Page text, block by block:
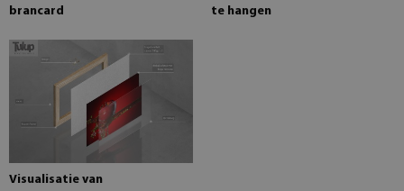
brancard
te hangen
Visualisatie van